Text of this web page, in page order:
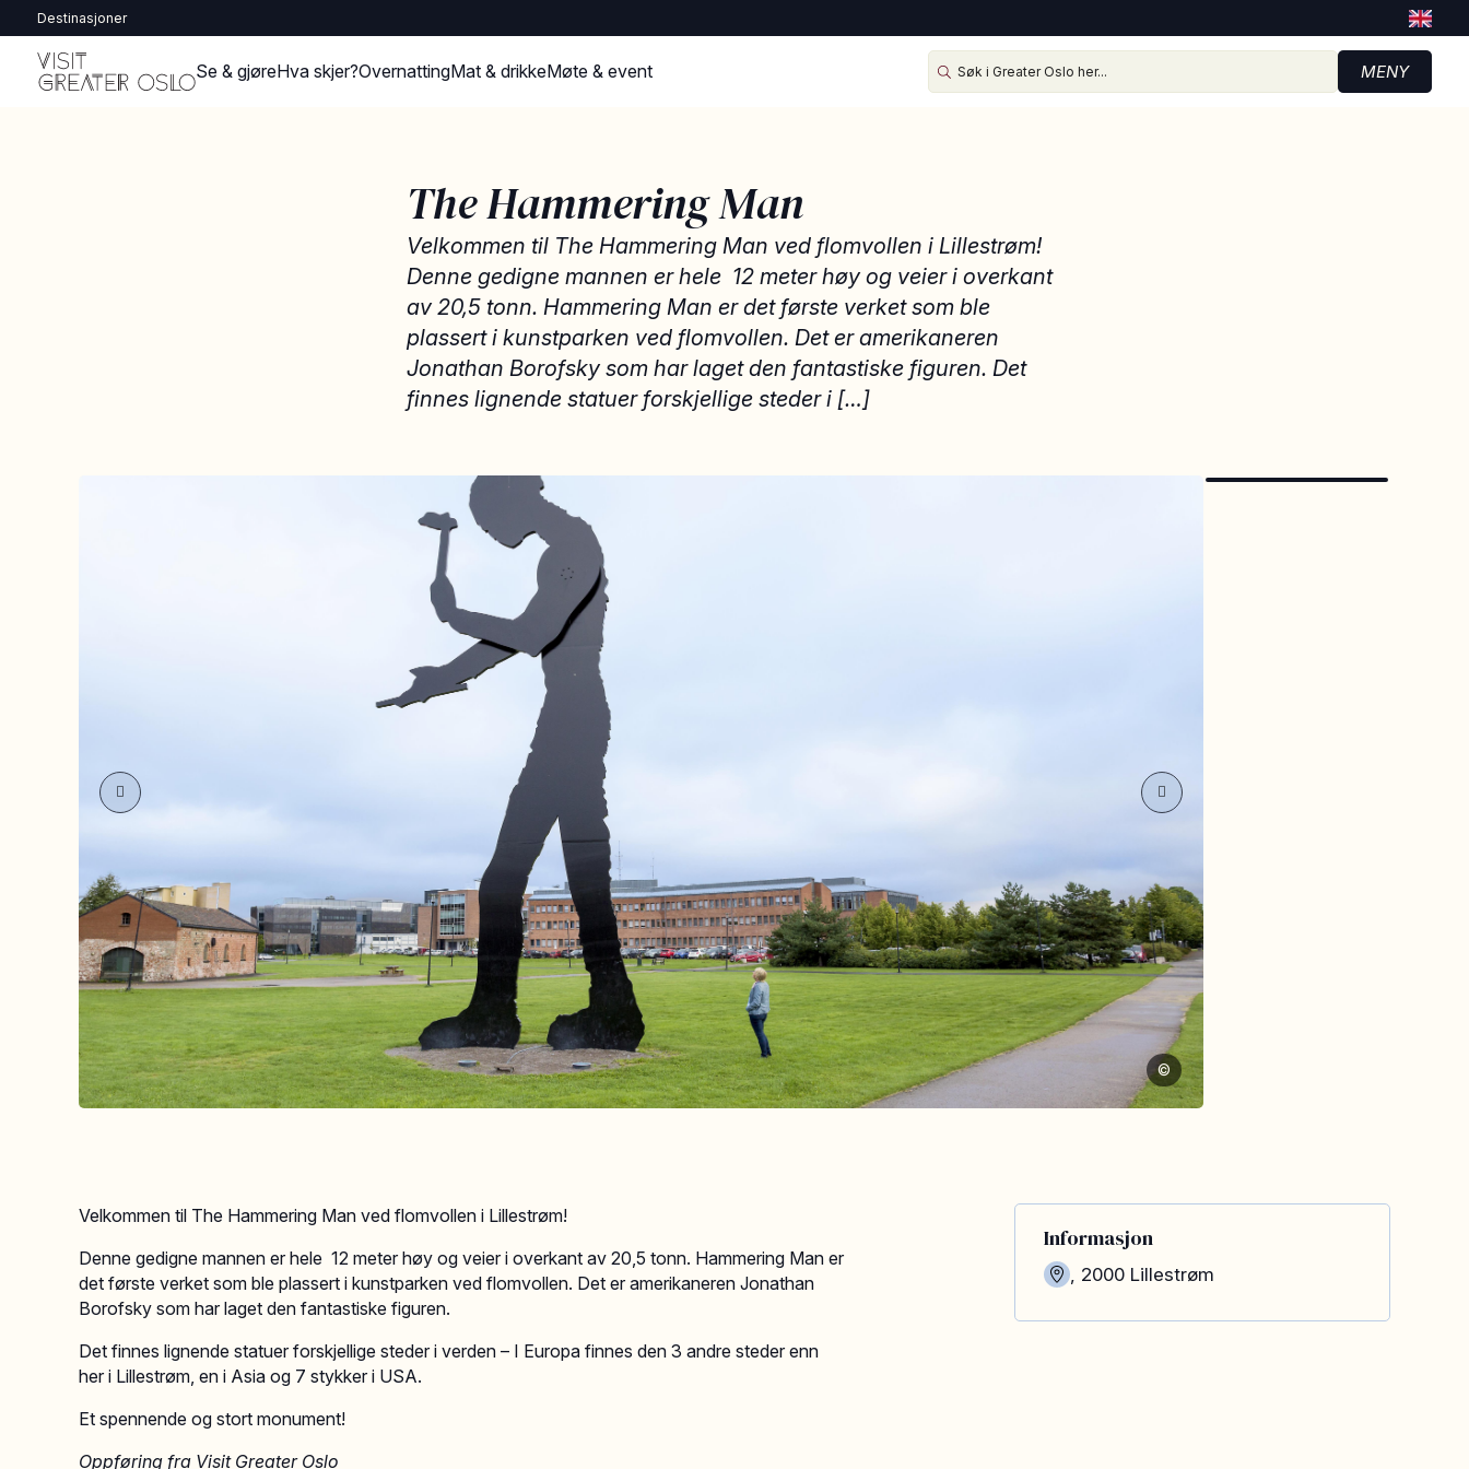
Destinasjoner
Se & gjøreHva skjer?OvernattingMat & drikkeMøte & event MENY
The Hammering Man
Velkommen til The Hammering Man ved flomvollen i Lillestrøm!
Denne gedigne mannen er hele 12 meter høy og veier i overkant
av 20,5 tonn. Hammering Man er det første verket som ble
plassert i kunstparken ved flomvollen. Det er amerikaneren
Jonathan Borofsky som har laget den fantastiske figuren. Det
finnes lignende statuer forskjellige steder i […]
©
Velkommen til The Hammering Man ved flomvollen i Lillestrøm!
Denne gedigne mannen er hele 12 meter høy og veier i overkant av 20,5 tonn. Hammering Man er
det første verket som ble plassert i kunstparken ved flomvollen. Det er amerikaneren Jonathan
Borofsky som har laget den fantastiske figuren.
Det finnes lignende statuer forskjellige steder i verden – I Europa finnes den 3 andre steder enn
her i Lillestrøm, en i Asia og 7 stykker i USA.
Et spennende og stort monument!
Oppføring fra Visit Greater Oslo
Informasjon
, 2000 Lillestrøm